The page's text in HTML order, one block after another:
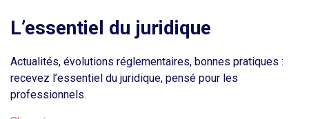
L’essentiel du juridique
Actualités, évolutions réglementaires, bonnes pratiques :
recevez l’essentiel du juridique, pensé pour les
professionnels.